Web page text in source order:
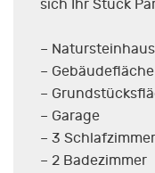
sich Ihr Stück
–
– Gebäudefläche
–
– Garage
– 3 Schlafzimmer
– 2 Badezimmer